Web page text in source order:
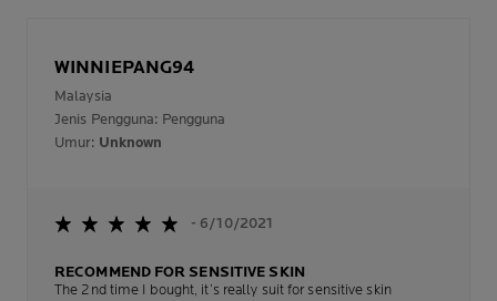
WINNIEPANG94
Malaysia
Jenis Pengguna: Pengguna
Umur: Unknown
- 6/10/2021
RECOMMEND FOR SENSITIVE SKIN
The 2nd time I bought, it’s really suit for sensitive skin